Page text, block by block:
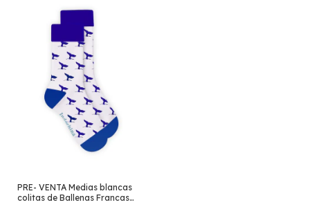
PRE- VENTA Medias blancas
colitas de Ballenas Francas